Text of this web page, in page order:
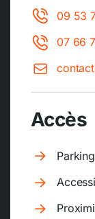
09 53
07 66
Accès